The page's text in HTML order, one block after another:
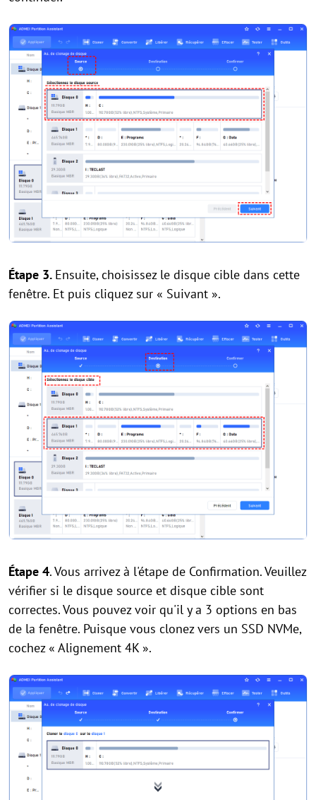
Étape 3. Ensuite, choisissez le disque cible dans cette
fenêtre. Et puis cliquez sur « Suivant ».
Étape 4. Vous arrivez à l'étape de Confirmation. Veuillez
vérifier si le disque source et disque cible sont
correctes. Vous pouvez voir qu'il y a 3 options en bas
de la fenêtre. Puisque vous clonez vers un SSD NVMe,
cochez « Alignement 4K ».